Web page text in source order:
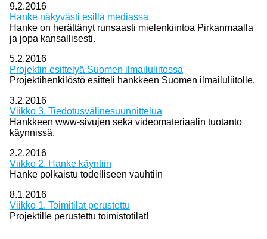
9.2.2016
Hanke näkyvästi esillä mediassa
Hanke on herättänyt runsaasti mielenkiintoa Pirkanmaalla
ja jopa kansallisesti.
5.2.2016
Projektin esittelyä Suomen ilmailuliitossa
Projektihenkilöstö esitteli hankkeen Suomen ilmailuliitolle.
3.2.2016
Viikko 3. Tiedotusvälinesuunnittelua
Hankkeen www-sivujen sekä videomateriaalin tuotanto
käynnissä.
2.2.2016
Viikko 2. Hanke käyntiin
Hanke polkaistu todelliseen vauhtiin
8.1.2016
Viikko 1. Toimitilat perustettu
Projektille perustettu toimistotilat!